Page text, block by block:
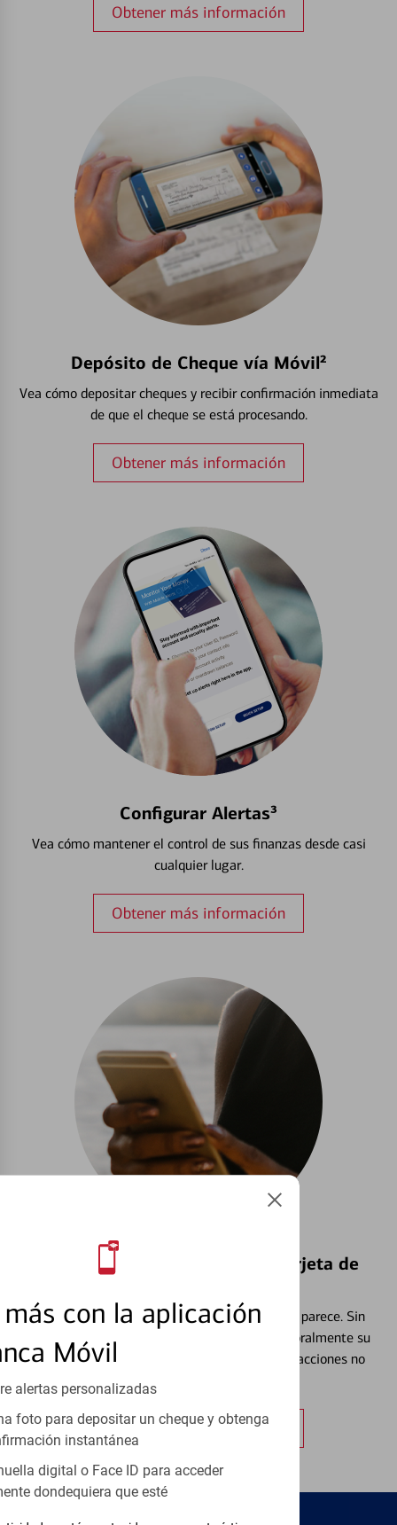
con la aplicación
Móvil
alertas personalizadas
foto para depositar un cheque y obtenga
instantánea
digital o Face ID para acceder
dondequiera que esté
Obtener más información
Depósito de Cheque vía Móvil²
Vea cómo depositar cheques y recibir confirmación inmediata
de que el cheque se está procesando.
Obtener más información
Configurar Alertas³
Vea cómo mantener el control de sus finanzas desde casi
cualquier lugar.
Obtener más información
Bloquear y Desbloquear una Tarjeta de
Extraviar una tarjeta es más común de lo que parece. Sin
embargo, puede bloquear y desbloquear temporalmente su
tarjeta de débito para ayudar a prevenir transacciones no
Obtener más información